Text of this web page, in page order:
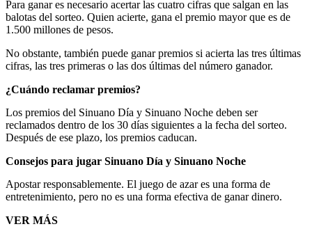
Para ganar es necesario acertar las cuatro cifras que salgan en las
balotas del sorteo. Quien acierte, gana el premio mayor que es de
1.500 millones de pesos.
No obstante, también puede ganar premios si acierta las tres últimas
cifras, las tres primeras o las dos últimas del número ganador.
¿Cuándo reclamar premios?
Los premios del Sinuano Día y Sinuano Noche deben ser
reclamados dentro de los 30 días siguientes a la fecha del sorteo.
Después de ese plazo, los premios caducan.
Consejos para jugar Sinuano Día y Sinuano Noche
Apostar responsablemente. El juego de azar es una forma de
entretenimiento, pero no es una forma efectiva de ganar dinero.
VER MÁS